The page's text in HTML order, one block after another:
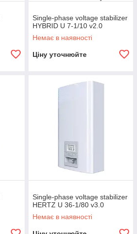
Single-phase voltage stabilizer
HYBRID U 7-1/10 v2.0
Немає в наявності
Ціну уточнюйте
Single-phase voltage stabilizer
HERTZ U 36-1/80 v3.0
Немає в наявності